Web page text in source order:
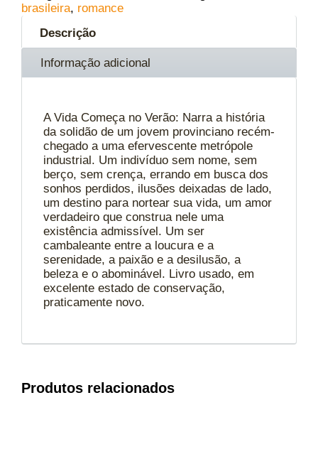
brasileira, romance
Descrição
Informação adicional
A Vida Começa no Verão: Narra a história
da solidão de um jovem provinciano recém-
chegado a uma efervescente metrópole
industrial. Um indivíduo sem nome, sem
berço, sem crença, errando em busca dos
sonhos perdidos, ilusões deixadas de lado,
um destino para nortear sua vida, um amor
verdadeiro que construa nele uma
existência admissível. Um ser
cambaleante entre a loucura e a
serenidade, a paixão e a desilusão, a
beleza e o abominável. Livro usado, em
excelente estado de conservação,
praticamente novo.
Produtos relacionados